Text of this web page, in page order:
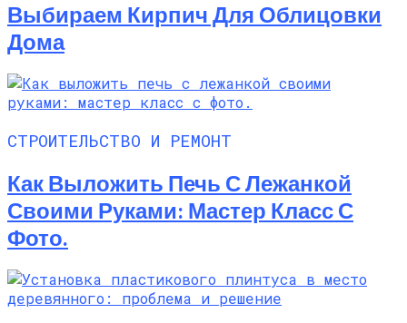
Выбираем Кирпич Для Облицовки
Дома
СТРОИТЕЛЬСТВО И РЕМОНТ
Как Выложить Печь С Лежанкой
Своими Руками: Мастер Класс С
Фото.